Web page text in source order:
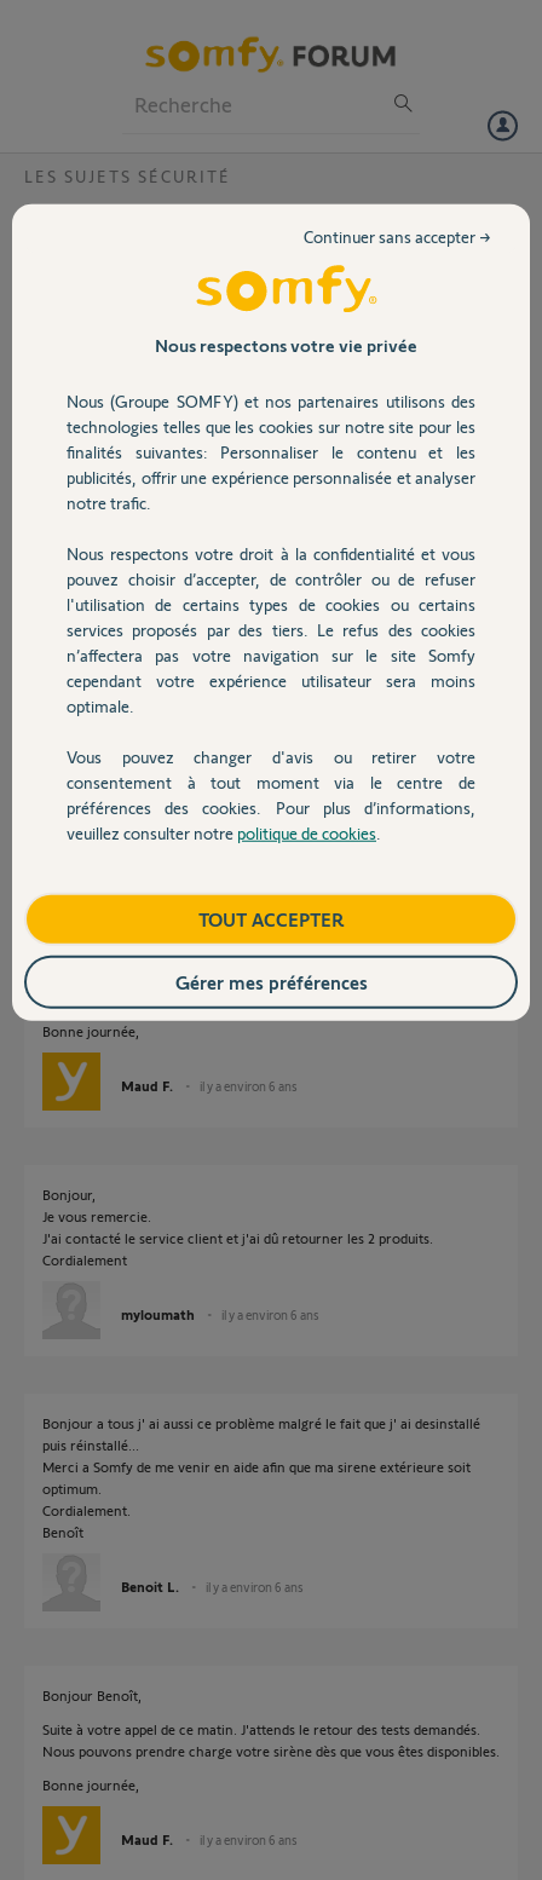
Volet
Sécurité
Domotique
Chauffage
Autres produits
Devis avec un pro
Contact
LES SUJETS SÉCURITÉ
Pourquoi ma sirène extérieure sonne
faiblement alors que les piles sont bonnes?
Ma sirène extérieure du Home Somfy alarm ne sonne que très
faiblement alors que l'indicateur des piles montre qu'elles sont
Autre problème: impossible de ré-installer ma sirène intérieure alors
que je viens de changer les piles.
Je vous remercie.
Cordialement
Participer au fil de discussion
Réponses
Bonjour Myloumath,
Pouvez-vous mesurer via une application sur votre téléphone les
décibels émises par votre sirène extérieure en posant votre téléphone
contre celle-ci?
Le rôle de la sirène intérieure est de dissuader l'intrusion et donne donc
l'impression d'être plus bruyante, contrairement à la sirène extérieure
pour laquelle le son est étendu afin d'être entendu de loin.
A qu'elle étape exactement vous n'arrivez pas à installer votre sirène
Bonne journée,
Maud F. il y a environ 6 ans
Bonjour,
Je vous remercie.
J'ai contacté le service client et j'ai dû retourner les 2 produits.
Cordialement
myloumath il y a environ 6 ans
Bonjour a tous j' ai aussi ce problème malgré le fait que j' ai desinstallé
puis réinstallé...
Merci a Somfy de me venir en aide afin que ma sirene extérieure soit
optimum.
Cordialement.
Benoît
Benoit L. il y a environ 6 ans
Bonjour Benoît,
Suite à votre appel de ce matin. J'attends le retour des tests demandés.
Nous pouvons prendre charge votre sirène dès que vous êtes disponibles.
Bonne journée,
Maud F. il y a environ 6 ans
Nous respectons votre vie privée
Nous (Groupe SOMFY) et nos partenaires utilisons des
technologies telles que les cookies sur notre site pour les
finalités suivantes: Personnaliser le contenu et les
publicités, offrir une expérience personnalisée et analyser
notre trafic.
Nous respectons votre droit à la confidentialité et vous
pouvez choisir d’accepter, de contrôler ou de refuser
l'utilisation de certains types de cookies ou certains
services proposés par des tiers. Le refus des cookies
n’affectera pas votre navigation sur le site Somfy
cependant votre expérience utilisateur sera moins
optimale.
Vous pouvez changer d'avis ou retirer votre
consentement à tout moment via le centre de
préférences des cookies. Pour plus d’informations,
veuillez consulter notre politique de cookies
Continuer sans accepter →
TOUT ACCEPTER
Gérer mes préférences